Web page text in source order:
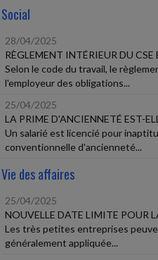
Social
28/04/2025
RÈGLEMENT INTÉRIEUR DU
Selon le code du travail, le
l'employeur des obligations...
25/04/2025
LA PRIME D'ANCIENNETÉ EST-
Un salarié est licencié pour
conventionnelle d'ancienneté...
Vie des affaires
25/04/2025
NOUVELLE DATE LIMITE POUR
Les très petites entreprises
généralement appliquée...